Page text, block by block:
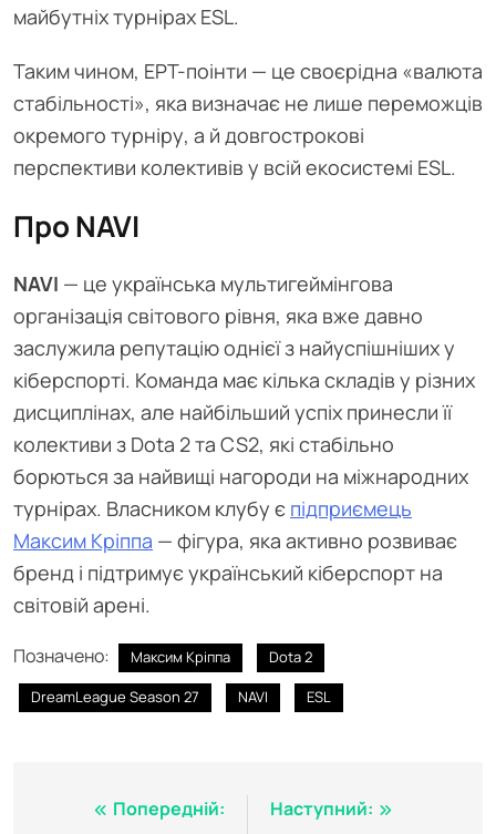
майбутніх турнірах ESL.
Таким чином, EPT-поінти — це своєрідна «валюта
стабільності», яка визначає не лише переможців
окремого турніру, а й довгострокові
перспективи колективів у всій екосистемі ESL.
Про NAVI
NAVI — це українська мультигеймінгова
організація світового рівня, яка вже давно
заслужила репутацію однієї з найуспішніших у
кіберспорті. Команда має кілька складів у різних
дисциплінах, але найбільший успіх принесли її
колективи з Dota 2 та CS2, які стабільно
борються за найвищі нагороди на міжнародних
турнірах. Власником клубу є підприємець
Максим Кріппа — фігура, яка активно розвиває
бренд і підтримує український кіберспорт на
світовій арені.
Позначено: Максим Кріппа
Dota 2
DreamLeague Season 27
NAVI ESL
НавігаціяПопередній:
Наступний: